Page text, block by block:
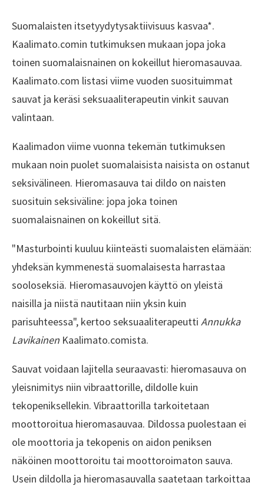
Suomalaisten itsetyydytysaktiivisuus kasvaa*.
Kaalimato.comin tutkimuksen mukaan jopa joka
toinen suomalaisnainen on kokeillut hieromasauvaa.
Kaalimato.com listasi viime vuoden suosituimmat
sauvat ja keräsi seksuaaliterapeutin vinkit sauvan
valintaan.
Kaalimadon viime vuonna tekemän tutkimuksen
mukaan noin puolet suomalaisista naisista on ostanut
seksivälineen. Hieromasauva tai dildo on naisten
suosituin seksiväline: jopa joka toinen
suomalaisnainen on kokeillut sitä.
"Masturbointi kuuluu kiinteästi suomalaisten elämään:
yhdeksän kymmenestä suomalaisesta harrastaa
sooloseksiä. Hieromasauvojen käyttö on yleistä
naisilla ja niistä nautitaan niin yksin kuin
parisuhteessa", kertoo seksuaaliterapeutti Annukka
Lavikainen Kaalimato.comista.
Sauvat voidaan lajitella seuraavasti: hieromasauva on
yleisnimitys niin vibraattorille, dildolle kuin
tekopeniksellekin. Vibraattorilla tarkoitetaan
moottoroitua hieromasauvaa. Dildossa puolestaan ei
ole moottoria ja tekopenis on aidon peniksen
näköinen moottoroitu tai moottoroimaton sauva.
Usein dildolla ja hieromasauvalla saatetaan tarkoittaa